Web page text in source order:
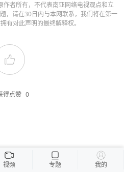
作者所有，不代表南亚网络电视观点和立
，请在30日内与本网联系，我们将在第一
有对此声明的最终解释权。
得点赞 0
视频 专题 我的